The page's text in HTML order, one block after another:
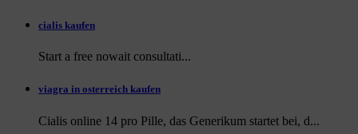
cialis kaufen
Start a free nowait consultati...
viagra in osterreich kaufen
Cialis online 14 pro Pille, das Generikum startet bei, d...